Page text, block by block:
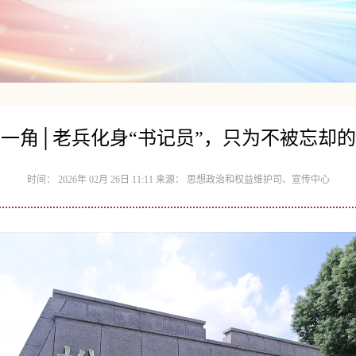
角│老兵化身“书记员”，只为不被忘却
时间： 2026年 02月 26日 11:11 来源： 思想政治和权益维护司、宣传中心